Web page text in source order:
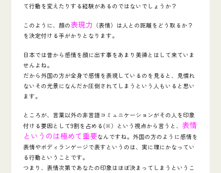
て行動を変えたりする経験があるのではないでしょうか？
このように、顏の表現力 （表情）は人との距離をどう取るか？
を決定付ける手がかりとなります。
日本では昔から感情を顔に出す事をあまり美徳とはして来ていま
せんよね。
だから外国の方が全身で感情を表現しているのを見ると、見慣れ
ないその光景になんだか圧倒されてしまうという人もいると思い
ます。
ところが、言葉以外の非言語コミュニケーションがその人を印象
付ける要因として9割を占める(※）という視点から言うと、 表情
というのは極めて重要なんですね。外国の方のように感情を
表情やボディランゲージで表すというのは、実に理にかなってい
る行動ということです。
つまり、表情次第であなたの印象はほぼ決まってしまうというこ